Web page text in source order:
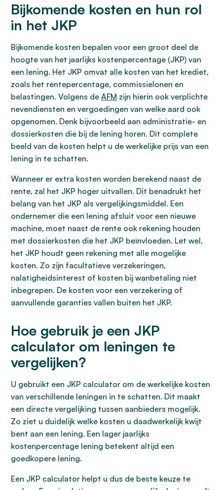
Bijkomende kosten en hun rol
in het JKP
Bijkomende kosten bepalen voor een groot deel de
hoogte van het jaarlijks kostenpercentage (JKP) van
een lening. Het JKP omvat alle kosten van het krediet,
zoals het rentepercentage, commissielonen en
belastingen. Volgens de AFM zijn hierin ook verplichte
nevendiensten en vergoedingen van welke aard ook
opgenomen. Denk bijvoorbeeld aan administratie- en
dossierkosten die bij de lening horen. Dit complete
beeld van de kosten helpt u de werkelijke prijs van een
lening in te schatten.
Wanneer er extra kosten worden berekend naast de
rente, zal het JKP hoger uitvallen. Dit benadrukt het
belang van het JKP als vergelijkingsmiddel. Een
ondernemer die een lening afsluit voor een nieuwe
machine, moet naast de rente ook rekening houden
met dossierkosten die het JKP beïnvloeden. Let wel,
het JKP houdt geen rekening met alle mogelijke
kosten. Zo zijn facultatieve verzekeringen,
nalatigheidsinterest of kosten bij wanbetaling niet
inbegrepen. De kosten voor een verzekering of
aanvullende garanties vallen buiten het JKP.
Hoe gebruik je een JKP
calculator om leningen te
vergelijken?
U gebruikt een JKP calculator om de werkelijke kosten
van verschillende leningen in te schatten. Dit maakt
een directe vergelijking tussen aanbieders mogelijk.
Zo ziet u duidelijk welke kosten u daadwerkelijk kwijt
bent aan een lening. Een lager jaarlijks
kostenpercentage lening betekent altijd een
goedkopere lening.
Een JKP calculator helpt u dus de beste keuze te